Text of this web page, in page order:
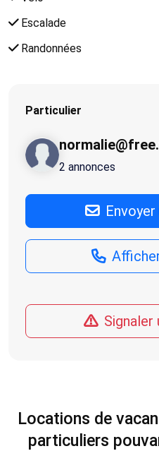
Escalade
Randonnées
Particulier
2 annonces
Signaler
Locations de
particuliers